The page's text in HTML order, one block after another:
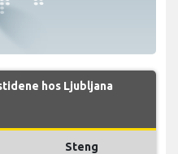
hos Ljubljana
Steng